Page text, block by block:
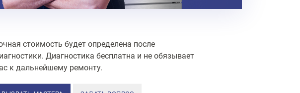
стоимость будет определена после
Диагностика бесплатна и не обязывает
к дальнейшему ремонту.